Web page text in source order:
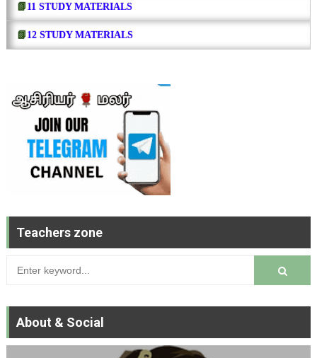
📗 11 STUDY MATERIALS
📗 12 STUDY MATERIALS
Teachers zone
About & Social